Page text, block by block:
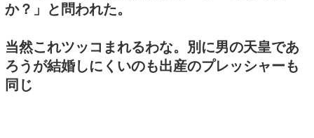
か？」と問われた。
当然これツッコまれるわな。別に男の天皇であ
ろうが結婚しにくいのも出産のプレッシャーも
同じ